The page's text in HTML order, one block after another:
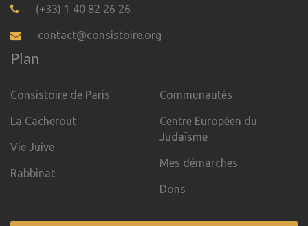
(+33) 1 40 82 26 26
contact@consistoire.org
Plan
Consistoire de Paris
La Cacherout
Vie Juive
Rabbinat
Communautés
Centre Européen du
Judaïsme
Mes démarches
Dons